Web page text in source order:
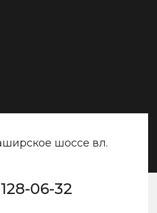
шоссе вл.
06-32